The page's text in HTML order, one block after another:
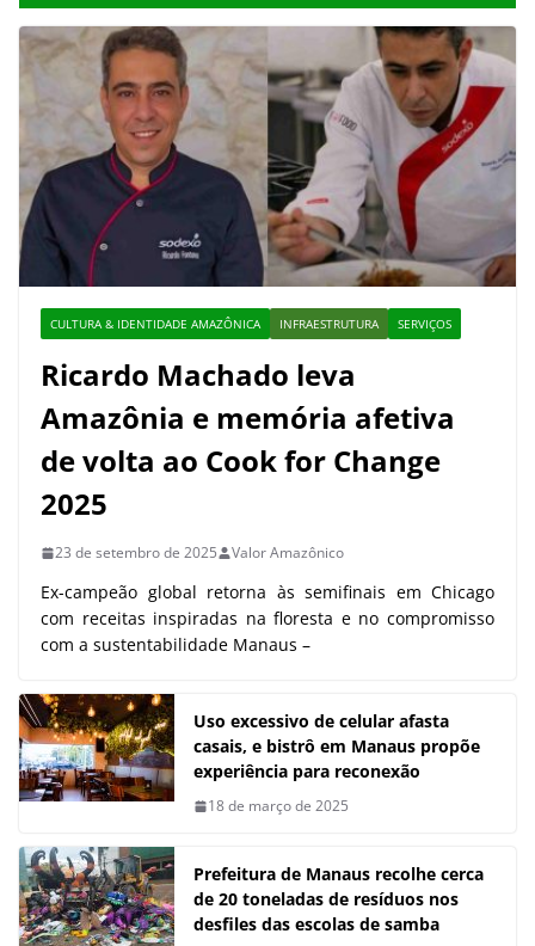
CULTURA & IDENTIDADE AMAZÔNICA INFRAESTRUTURA SERVIÇOS
Ricardo Machado leva
Amazônia e memória afetiva
de volta ao Cook for Change
2025
23 de setembro de 2025 Valor Amazônico
Ex-campeão global retorna às semifinais em Chicago
com receitas inspiradas na floresta e no compromisso
com a sustentabilidade Manaus –
Uso excessivo de celular afasta
casais, e bistrô em Manaus propõe
experiência para reconexão
18 de março de 2025
Prefeitura de Manaus recolhe cerca
de 20 toneladas de resíduos nos
desfiles das escolas de samba